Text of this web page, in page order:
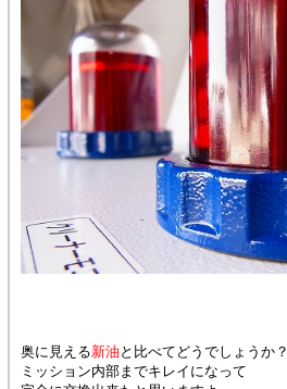
奥に見える新油 と比べてどうでしょうか？
ミッション内部までキレイになって